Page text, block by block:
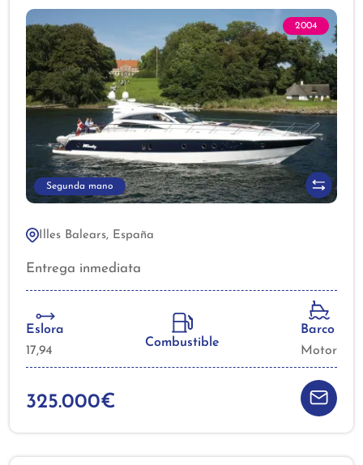
2004
Segunda mano
Illes Balears, España
325.000€
Entrega inmediata
Eslora
17,94
Combustible
Barco
Motor